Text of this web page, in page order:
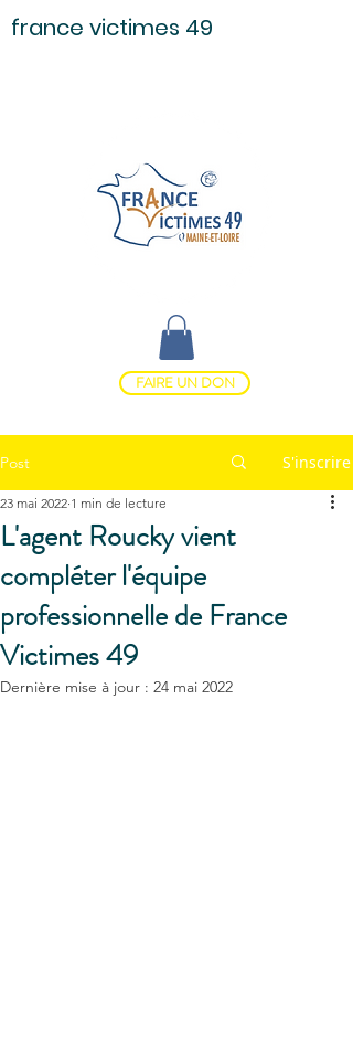
FAIRE UN DON
france victimes 49
Post S'inscrire
L'agent Roucky vient
compléter l'équipe
professionnelle de France
Victimes 49
23 mai 2022 1 min de lecture
Dernière mise à jour : 24 mai 2022